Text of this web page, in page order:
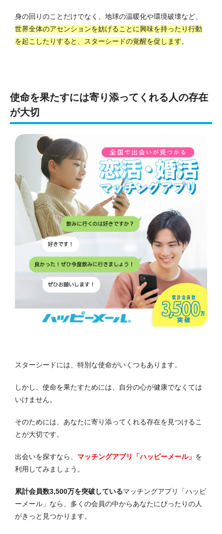
身の回りのことだけでなく、地球の温暖化や環境破壊など、
世界全体のアセンションを妨げることに興味を持ったり行動
を起こしたりすると、スターシードの覚醒を促します。
使命を果たすには寄り添ってくれる人の存在
が大切
スターシードには、特別な使命がいくつもあります。
しかし、使命を果たすためには、自分の心が健康でなくては
いけません。
そのためには、あなたに寄り添ってくれる存在を見つけるこ
とが大切です。
出会いを探すなら、 マッチングアプリ「ハッピーメール」 を
利用してみましょう。
累計会員数3,500万を突破しているマッチングアプリ「ハッピ
ーメール」なら、多くの会員の中からあなたにぴったりの人
がきっと見つかります。